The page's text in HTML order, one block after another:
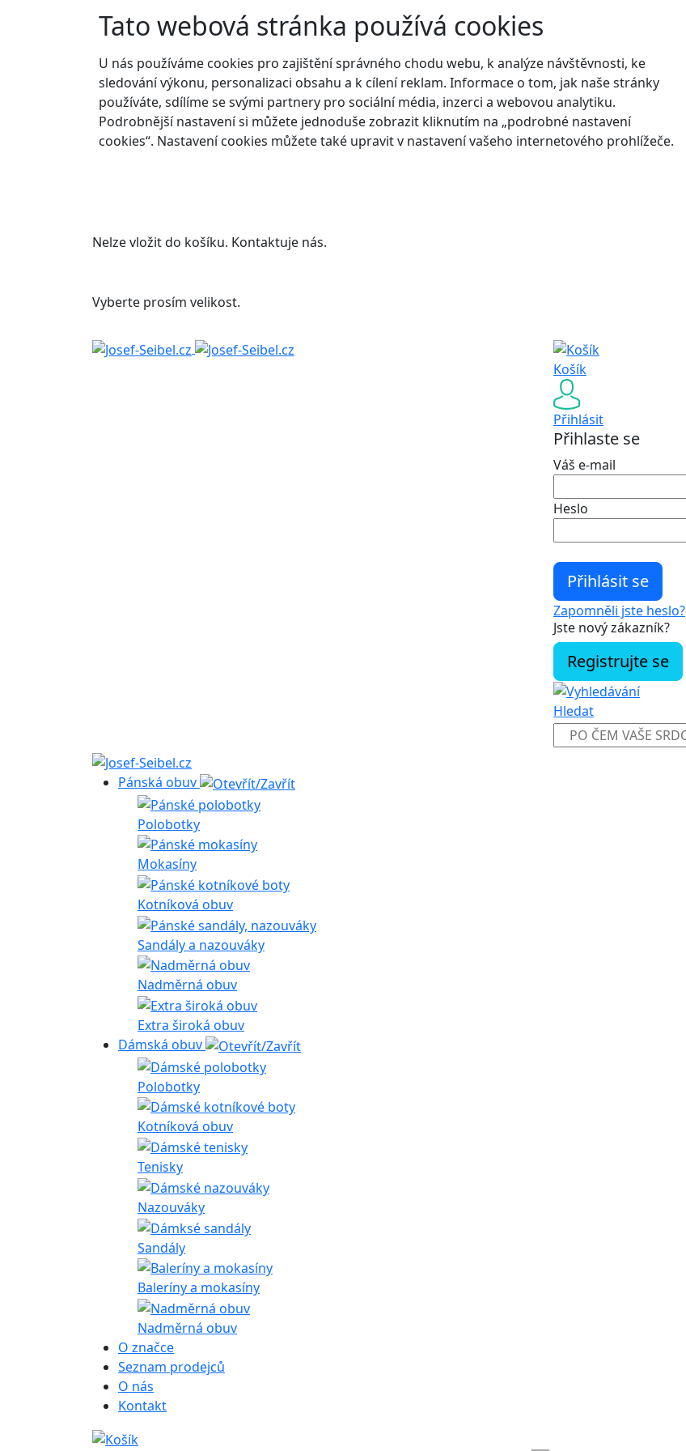
Tato webová stránka používá cookies
U nás používáme cookies pro zajištění správného chodu webu, k analýze návštěvnosti, ke
sledování výkonu, personalizaci obsahu a k cílení reklam. Informace o tom, jak naše stránky
používáte, sdílíme se svými partnery pro sociální média, inzerci a webovou analytiku.
Podrobnější nastavení si můžete jednoduše zobrazit kliknutím na „podrobné nastavení
cookies“. Nastavení cookies můžete také upravit v nastavení vašeho internetového prohlížeče.
Nelze vložit do košíku. Kontaktuje nás.
Vyberte prosím velikost.
Košík
Přihlásit
Přihlaste se
Váš e-mail
Heslo
Zapomněli jste heslo?
Jste nový zákazník?
Registrujte se
Hledat
Pánská obuv
Polobotky
Mokasíny
Kotníková obuv
Sandály a nazouváky
Nadměrná obuv
Extra široká obuv
Dámská obuv
Polobotky
Kotníková obuv
Tenisky
Nazouváky
Sandály
Baleríny a mokasíny
Nadměrná obuv
O značce
Seznam prodejců
O nás
Kontakt